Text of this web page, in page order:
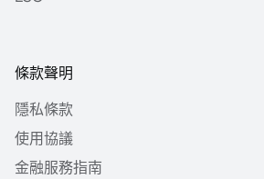
條款聲明
隱私條款
使用協議
金融服務指南